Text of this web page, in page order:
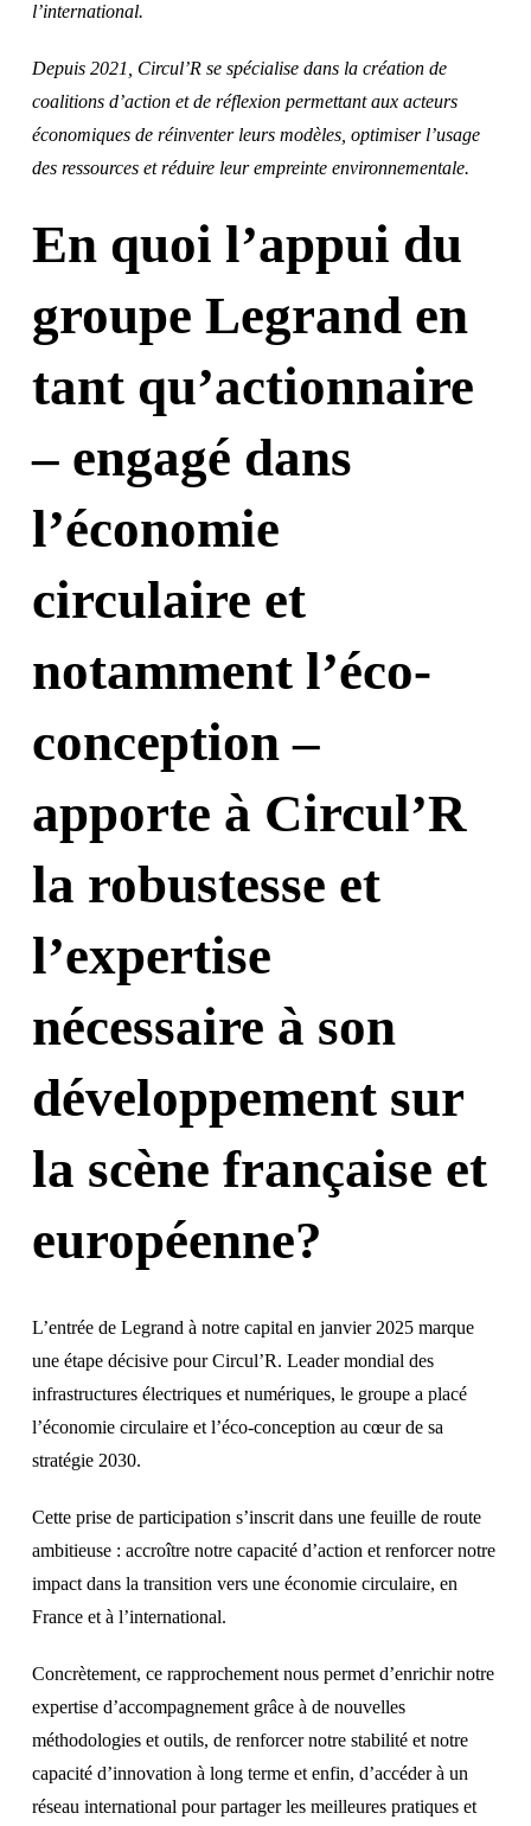
l’international.
Depuis 2021, Circul’R se spécialise dans la création de
coalitions d’action et de réflexion permettant aux acteurs
économiques de réinventer leurs modèles, optimiser l’usage
des ressources et réduire leur empreinte environnementale.
En quoi l’appui du
groupe Legrand en
tant qu’actionnaire
– engagé dans
l’économie
circulaire et
notamment l’éco-
conception –
apporte à Circul’R
la robustesse et
l’expertise
nécessaire à son
développement sur
la scène française et
européenne?
L’entrée de Legrand à notre capital en janvier 2025 marque
une étape décisive pour Circul’R. Leader mondial des
infrastructures électriques et numériques, le groupe a placé
l’économie circulaire et l’éco-conception au cœur de sa
stratégie 2030.
Cette prise de participation s’inscrit dans une feuille de route
ambitieuse : accroître notre capacité d’action et renforcer notre
impact dans la transition vers une économie circulaire, en
France et à l’international.
Concrètement, ce rapprochement nous permet d’enrichir notre
expertise d’accompagnement grâce à de nouvelles
méthodologies et outils, de renforcer notre stabilité et notre
capacité d’innovation à long terme et enfin, d’accéder à un
réseau international pour partager les meilleures pratiques et